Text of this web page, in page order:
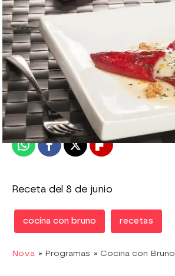
Nova
Publicado: 08 de junio de 2015, 12:39
WhatsappFacebook
X Flipboard
Receta del 8 de junio
cocina con bruno recetas
Nova » Programas » Cocina con Bruno